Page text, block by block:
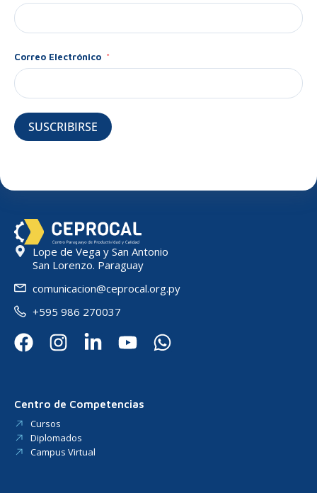
Correo Electrónico
SUSCRIBIRSE
Lope de Vega y San Antonio
San Lorenzo. Paraguay
comunicacion@ceprocal.org.py
+595 986 270037
Centro de Competencias
Cursos
Diplomados
Campus Virtual